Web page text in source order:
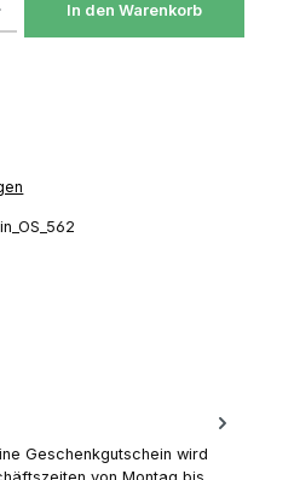
In den Warenkorb
Geschenkgutschein wird